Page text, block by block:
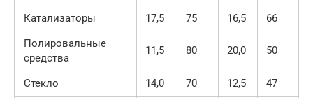
Катализаторы
17,5 75 16,5
66
Полировальные
средства
11,5 80 20,0 50
Стекло 14,0 70 12,5
47